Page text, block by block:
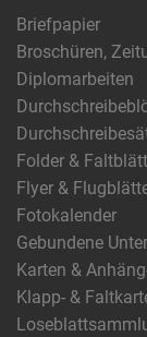
Briefpapier
Broschüren,
Diplomarbeiten
Folder &
Flyer &
Fotokalender
Gebundene
Karten &
Klapp- &